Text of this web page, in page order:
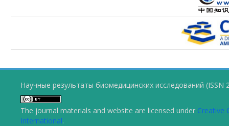
Научные результаты биомедицинских исследований (ISSN
The journal materials and website are licensed under Creative
International.